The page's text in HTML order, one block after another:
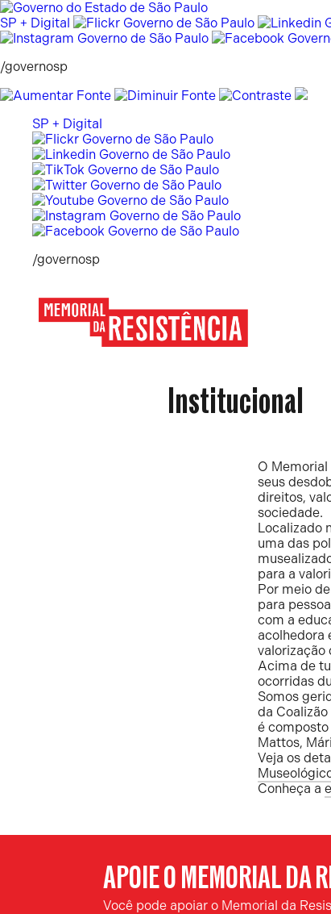
Pular
para
o
SP + Digital
/governosp
SP + Digital
/governosp
Institucional
O
seus
direitos,
sociedade.
Localizado
uma das
para a
Por meio
para
com a
acolhedora
valorização
Acima de
ocorridas
Somos
da
é composto
Mattos,
Veja os
Conheça a
APOIE O MEMORIAL DA
Você pode apoiar o Memorial da